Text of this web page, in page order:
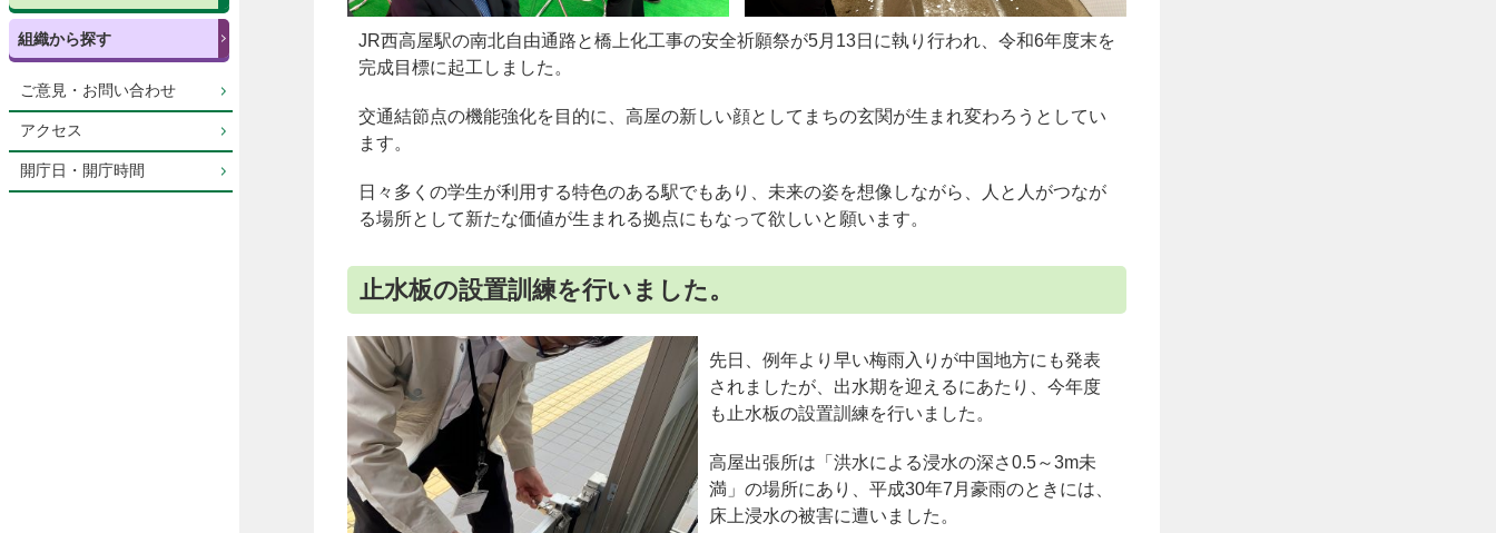
組織から探す
ご意見・お問い合わせ
アクセス
開庁日・開庁時間
JR西高屋駅の南北自由通路と橋上化工事の安全祈願祭が5月13日に執り行われ、令和6年度末を
完成目標に起工しました。
交通結節点の機能強化を目的に、高屋の新しい顔としてまちの玄関が生まれ変わろうとしてい
ます。
日々多くの学生が利用する特色のある駅でもあり、未来の姿を想像しながら、人と人がつなが
る場所として新たな価値が生まれる拠点にもなって欲しいと願います。
止水板の設置訓練を行いました。
先日、例年より早い梅雨入りが中国地方にも発表
されましたが、出水期を迎えるにあたり、今年度
も止水板の設置訓練を行いました。
高屋出張所は「洪水による浸水の深さ0.5～3m未
満」の場所にあり、平成30年7月豪雨のときには、
床上浸水の被害に遭いました。